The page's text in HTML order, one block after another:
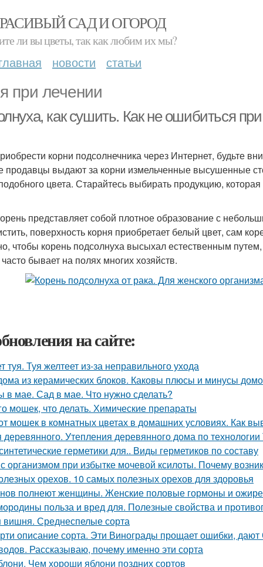
САД И ОГОРОД
ли вы цветы, так как любим их мы?
новости статьи
при лечении
как сушить. Как не ошибиться
корни подсолнечника через Интернет, будьте
продавцы выдают за корни измельченные высушенные
цвета. Старайтесь выбирать продукцию,
представляет собой плотное образование с
поверхность корня приобретает белый цвет, сам
чтобы корень подсолнуха высыхал естественным путем,
бывает на полях многих хозяйств.
на сайте:
туя. Туя желтеет из-за неправильного ухода
из керамических блоков. Каковы плюсы и минусы
в мае. Сад в мае. Что нужно сделать?
мошек, что делать. Химические препараты
мошек в комнатных цветах в домашних условиях. Как
Утепления деревянного дома по
герметики для.. Виды герметиков по составу
организмом при избытке мочевой ксилоты. Почему
орехов. 10 самых полезных орехов для здоровья
полнеют женщины. Женские половые гормоны и
польза и вред для. Полезные свойства и
вишня. Среднеспелые сорта
описание сорта. Эти Винограды прощает ошибки,
Рассказываю, почему именно эти сорта
Чем хороши яблони поздних сортов